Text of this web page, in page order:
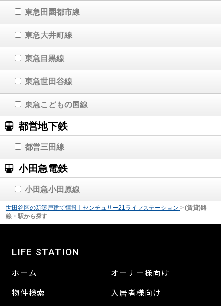
東急田園都市線
東急大井町線
東急目黒線
東急世田谷線
東急こどもの国線
都営地下鉄
都営三田線
小田急電鉄
小田急小田原線
世田谷区の新築戸建て情報｜センチュリー21ライフステーション > (賃貸)路
線・駅から探す
LIFE STATION
ホーム
物件検索
オーナー様向け
入居者様向け